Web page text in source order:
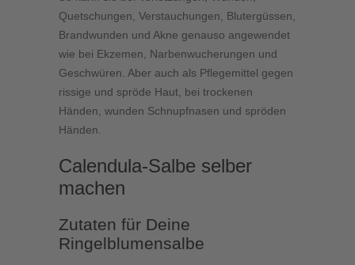
Quetschungen, Verstauchungen, Blutergüssen,
Brandwunden und Akne genauso angewendet
wie bei Ekzemen, Narbenwucherungen und
Geschwüren. Aber auch als Pflegemittel gegen
rissige und spröde Haut, bei trockenen
Händen, wunden Schnupfnasen und spröden
Händen.
Calendula-Salbe selber
machen
Zutaten für Deine
Ringelblumensalbe